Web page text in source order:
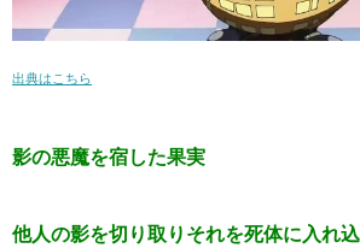
出典はこちら
影の悪魔を宿した果実
他人の影を切り取りそれを死体に入れ